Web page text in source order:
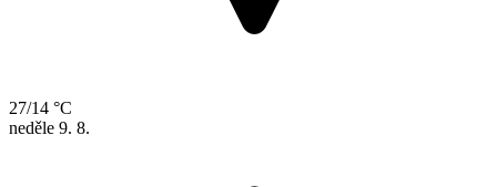
27/14 °C
neděle 9. 8.